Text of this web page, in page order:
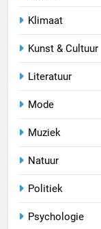
Klimaat
Kunst & Cultuur
Literatuur
Mode
Muziek
Natuur
Politiek
Psychologie